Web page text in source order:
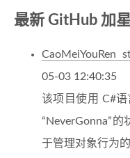
最新 GitHub 加
CaoMeiYouRen
05-03 12:40:35
该项目使用 C#
“NeverGonna”
于管理对象行为